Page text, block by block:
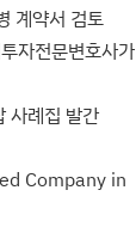
계약서 검토
자전문변호사가
사례집 발간
Company in